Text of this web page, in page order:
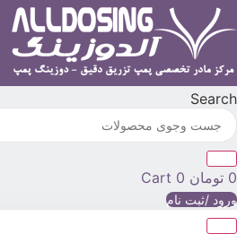
پرش
به
Search
0 تومان 0
Cart
ورود /ثبت نام